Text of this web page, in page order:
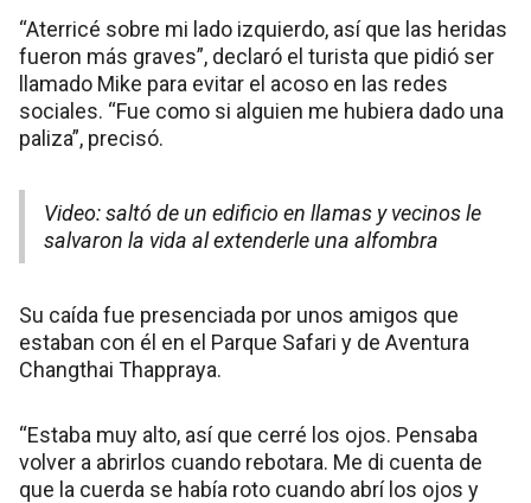
“Aterricé sobre mi lado izquierdo, así que las heridas
fueron más graves”, declaró el turista que pidió ser
llamado Mike para evitar el acoso en las redes
sociales. “Fue como si alguien me hubiera dado una
paliza”, precisó.
Video: saltó de un edificio en llamas y vecinos le
salvaron la vida al extenderle una alfombra
Su caída fue presenciada por unos amigos que
estaban con él en el Parque Safari y de Aventura
Changthai Thappraya.
“Estaba muy alto, así que cerré los ojos. Pensaba
volver a abrirlos cuando rebotara. Me di cuenta de
que la cuerda se había roto cuando abrí los ojos y